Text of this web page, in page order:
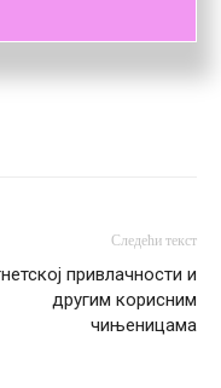
Следећи текст
привлачности и
другим корисним
чињеницама